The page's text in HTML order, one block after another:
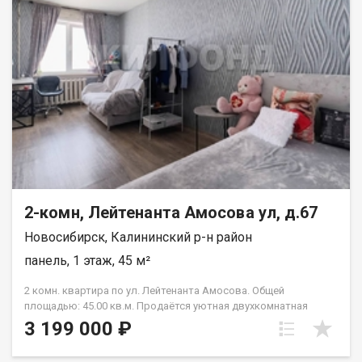
2-комн, Лейтенанта Амосова ул, д.67
Новосибирск, Калининский р-н район
панель, 1 этаж, 45 м²
2 комн. квартира по ул. Лейтенанта Амосова. Общей
площадью: 45.00 кв.м. Продаётся уютная двухкомнатная
квартира в жилом районе Пашино, расположенном в
живописной части Калининского района Новосибирска. Это
3 199 000 ₽